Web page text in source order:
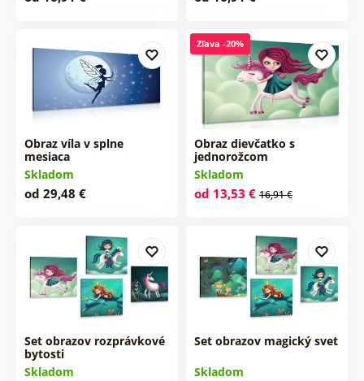
Obraz víla v splne
mesiaca
Skladom
od 29,48 €
Zľava -20%
Obraz dievčatko s
jednorožcom
Skladom
od 13,53 € 16,91 €
Set obrazov rozprávkové
bytosti
Skladom
Set obrazov magický svet
Skladom